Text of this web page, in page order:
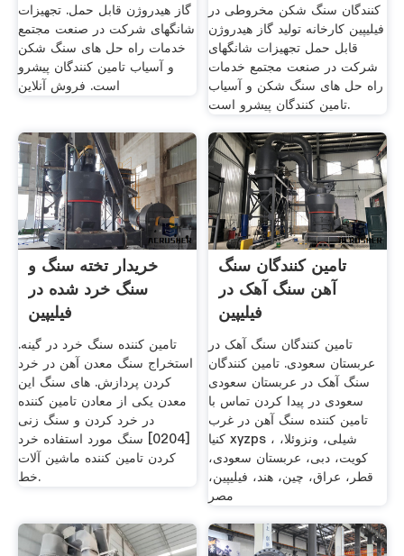
گاز هیدروژن قابل حمل. تجهیزات
شانگهای شرکت در صنعت مجتمع
خدمات راه حل های سنگ شکن
و آسیاب تامین کنندگان پیشرو
است. فروش آنلاین
کنندگان سنگ شکن مخروطی در
فیلیپین کارخانه تولید گاز هیدروژن
قابل حمل تجهیزات شانگهای
شرکت در صنعت مجتمع خدمات
راه حل های سنگ شکن و آسیاب
تامین کنندگان پیشرو است.
خریدار تخته سنگ و
سنگ خرد شده در
فیلیپین
تامین کننده سنگ خرد در گینه.
استخراج سنگ معدن آهن در خرد
کردن پردازش. های سنگ این
معدن یکی از معادن تامین کننده
در خرد کردن و سنگ زنی
[0204] سنگ مورد استفاده خرد
کردن تامین کننده ماشین آلات
خط.
تامین کنندگان سنگ
آهن سنگ آهک در
فیلیپین
تامین کنندگان سنگ آهک در
عربستان سعودی. تامین کنندگان
سنگ آهک در عربستان سعودی
سعودی در پیدا کردن تماس با
تامین کننده سنگ آهن در غرب
کنیا xyzps ، شیلی، ونزوئلا،
کویت، دبی، عربستان سعودی،
قطر، عراق، چین، هند، فیلیپین،
مصر